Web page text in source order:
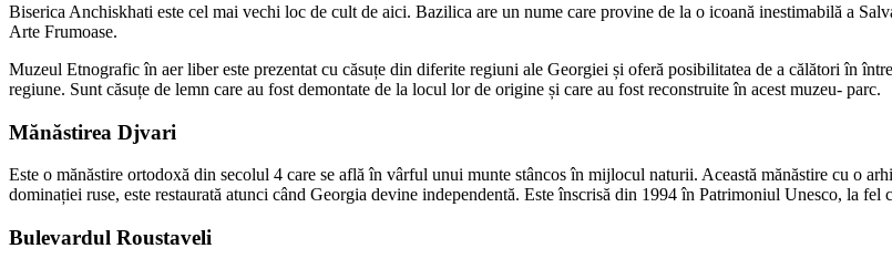
Biserica Anchiskhati este cel mai vechi loc de cult de aici. Bazilica are un nume care provine de la o icoană inestimabilă a
Arte Frumoase.
Muzeul Etnografic în aer liber este prezentat cu căsuțe din diferite regiuni ale Georgiei și oferă posibilitatea de a călători în
regiune. Sunt căsuțe de lemn care au fost demontate de la locul lor de origine și care au fost reconstruite în acest muzeu- parc.
Mănăstirea Djvari
Este o mănăstire ortodoxă din secolul 4 care se află în vârful unui munte stâncos în mijlocul naturii. Această mănăstire cu o
dominației ruse, este restaurată atunci când Georgia devine independentă. Este înscrisă din 1994 în Patrimoniul Unesco, la fel
Bulevardul Roustaveli